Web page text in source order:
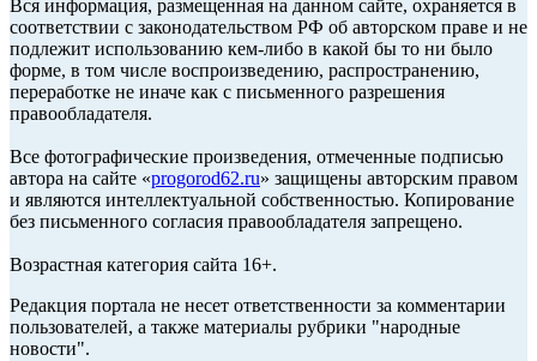
Вся информация, размещенная на данном сайте, охраняется в
соответствии с законодательством РФ об авторском праве и не
подлежит использованию кем-либо в какой бы то ни было
форме, в том числе воспроизведению, распространению,
переработке не иначе как с письменного разрешения
правообладателя.
Все фотографические произведения, отмеченные подписью
автора на сайте «progorod62.ru» защищены авторским правом
и являются интеллектуальной собственностью. Копирование
без письменного согласия правообладателя запрещено.
Возрастная категория сайта 16+.
Редакция портала не несет ответственности за комментарии
пользователей, а также материалы рубрики "народные
новости".